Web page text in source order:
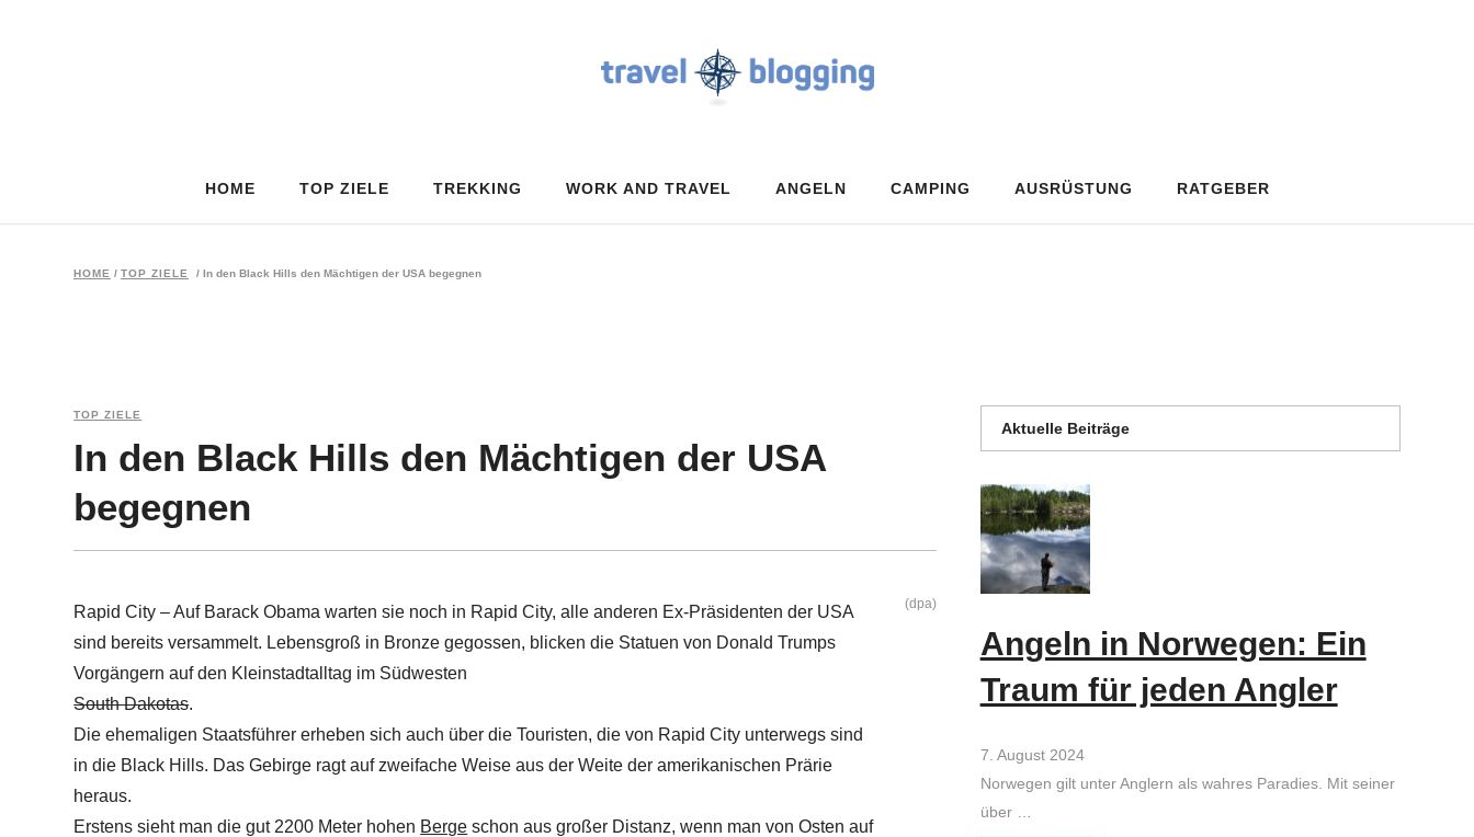
HOME TOP ZIELE TREKKING WORK AND TRAVEL ANGELN CAMPING AUSRÜSTUNG RATGEBER
HOME / TOP ZIELE / In den Black Hills den Mächtigen der USA begegnen
TOP ZIELE
In den Black Hills den Mächtigen der USA
begegnen
Rapid City – Auf Barack Obama warten sie noch in Rapid City, alle anderen Ex-Präsidenten der USA
sind bereits versammelt. Lebensgroß in Bronze gegossen, blicken die Statuen von Donald Trumps
Vorgängern auf den Kleinstadtalltag im Südwesten
South Dakotas.
Die ehemaligen Staatsführer erheben sich auch über die Touristen, die von Rapid City unterwegs sind
in die Black Hills. Das Gebirge ragt auf zweifache Weise aus der Weite der amerikanischen Prärie
heraus.
Erstens sieht man die gut 2200 Meter hohen Berge schon aus großer Distanz, wenn man von Osten auf
(dpa)
Aktuelle Beiträge
Angeln in Norwegen: Ein
Traum für jeden Angler
7. August 2024
Norwegen gilt unter Anglern als wahres Paradies. Mit seiner
über …